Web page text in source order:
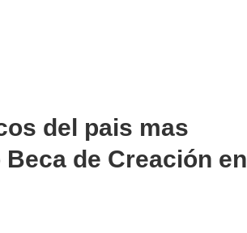
del pais mas
de Creación en